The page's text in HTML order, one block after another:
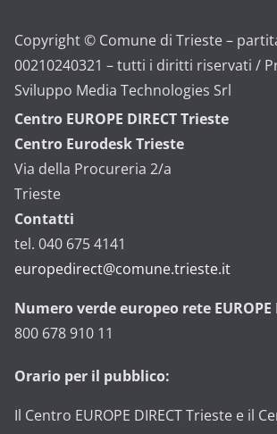
Copyright © Comune di Trieste –
00210240321 – tutti i diritti riservati /
Sviluppo Media Technologies Srl
Centro EUROPE DIRECT Trieste
Centro Eurodesk Trieste
Via della Procureria 2/a
Trieste
Contatti
tel. 040 675 4141
europedirect@comune.trieste.it
Numero verde europeo rete EUROPE
800 678 910 11
Orario per il pubblico:
Il Centro EUROPE DIRECT Trieste e il